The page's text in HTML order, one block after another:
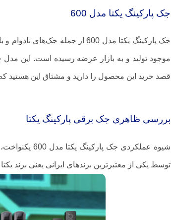
جک پارکینگ یکتا مدل 600
جک پارکینگ یکتا مدل 600 از جمله جک‌های بادوام و باکیفیتی است که در بازار وجود دارد.
قصد خرید این محصول را دارید و مشتاق این هستید که با مدل 600 جک پارکینگ یکتا بیشتر آشنا شوید، پس تا انتهای این نوشتار
بررسی ظاهری جک برقی پارکینگ یکتا
شیوه
توسط یکی از معتبرترین برندهای ایرانی یعنی برند